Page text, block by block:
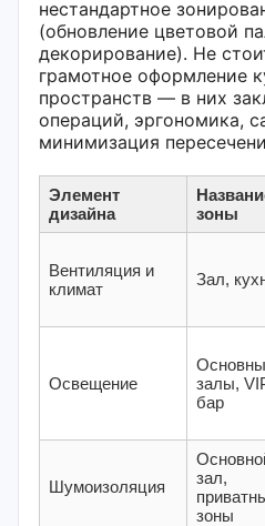
нестандартное
(обновление цветовой
декорирование). Не
грамотное оформление
пространств — в них
операций, эргономика,
минимизация
Элемент
дизайна
зоны
Вентиляция и
климат
Зал,
Освещение
залы,
бар
Шумоизоляция
зал,
зоны